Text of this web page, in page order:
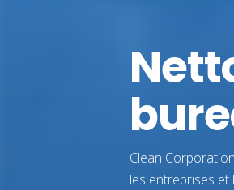
Clean
les entreprises et